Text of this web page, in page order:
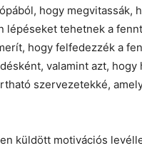
hogy megvitassák,
lépéseket tehetnek a
hogy felfedezzék a
valamint azt, hogy
szervezetekké,
küldött motivációs